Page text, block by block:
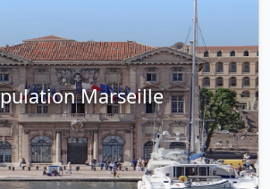
Marseille